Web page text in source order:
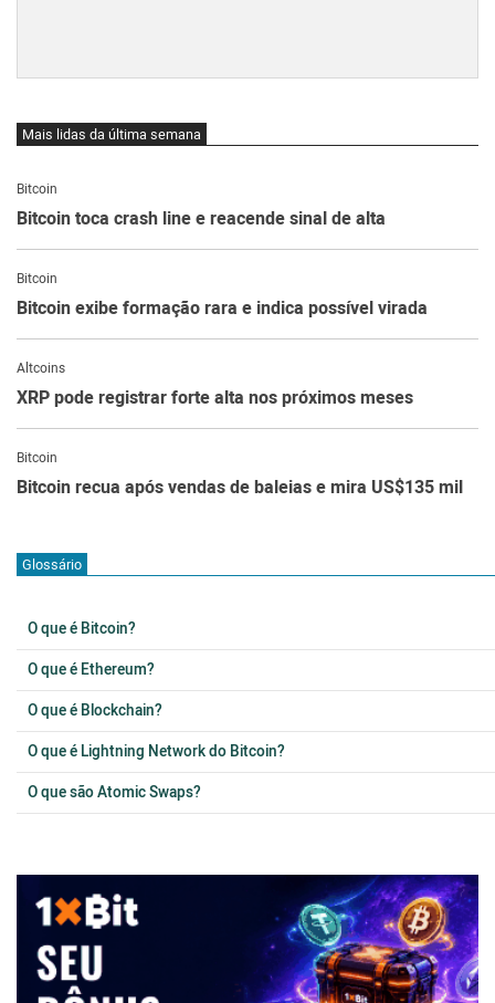
Mais lidas da última semana
Bitcoin
Bitcoin toca crash line e reacende sinal de alta
Bitcoin
Bitcoin exibe formação rara e indica possível virada
Altcoins
XRP pode registrar forte alta nos próximos meses
Bitcoin
Bitcoin recua após vendas de baleias e mira US$135 mil
Glossário
O que é Bitcoin?
O que é Ethereum?
O que é Blockchain?
O que é Lightning Network do Bitcoin?
O que são Atomic Swaps?